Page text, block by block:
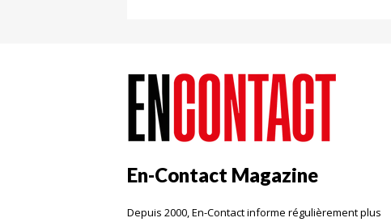
En-Contact Magazine
Depuis 2000, En-Contact informe régulièrement plus